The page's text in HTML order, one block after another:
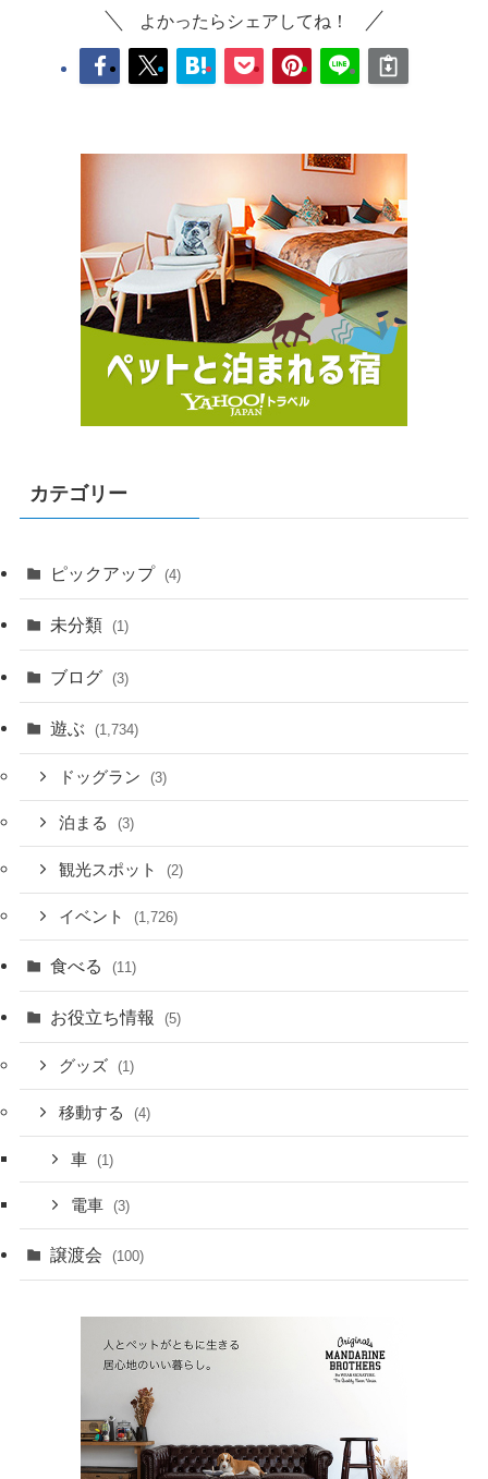
よかったらシェアしてね！
カテゴリー
ピックアップ (4)
未分類 (1)
ブログ (3)
遊ぶ (1,734)
ドッグラン (3)
泊まる (3)
観光スポット (2)
イベント (1,726)
食べる (11)
お役立ち情報 (5)
グッズ (1)
移動する (4)
車 (1)
電車 (3)
譲渡会 (100)